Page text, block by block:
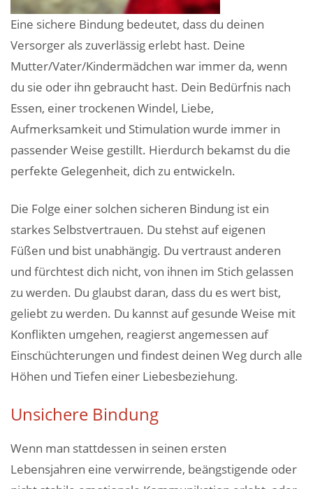
Eine sichere Bindung bedeutet, dass du deinen
Versorger als zuverlässig erlebt hast. Deine
Mutter/Vater/Kindermädchen war immer da, wenn
du sie oder ihn gebraucht hast. Dein Bedürfnis nach
Essen, einer trockenen Windel, Liebe,
Aufmerksamkeit und Stimulation wurde immer in
passender Weise gestillt. Hierdurch bekamst du die
perfekte Gelegenheit, dich zu entwickeln.
Die Folge einer solchen sicheren Bindung ist ein
starkes Selbstvertrauen. Du stehst auf eigenen
Füßen und bist unabhängig. Du vertraust anderen
und fürchtest dich nicht, von ihnen im Stich gelassen
zu werden. Du glaubst daran, dass du es wert bist,
geliebt zu werden. Du kannst auf gesunde Weise mit
Konflikten umgehen, reagierst angemessen auf
Einschüchterungen und findest deinen Weg durch alle
Höhen und Tiefen einer Liebesbeziehung.
Unsichere Bindung
Wenn man stattdessen in seinen ersten
Lebensjahren eine verwirrende, beängstigende oder